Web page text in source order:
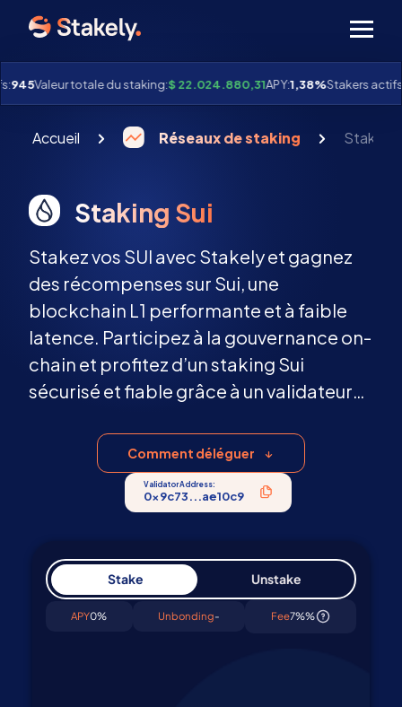
945Valeur totale du staking:$ 22.024.880,31APY:1,38%Stakers actifs:
Accueil Réseaux de staking Staking
Staking Sui
Stakez vos SUI avec Stakely et gagnez
des récompenses sur Sui, une
blockchain L1 performante et à faible
latence. Participez à la gouvernance on-
chain et profitez d’un staking Sui
sécurisé et fiable grâce à un validateur
SUI en 1 clickComment déléguer
Validator Address:
0x9c73...ae10c9